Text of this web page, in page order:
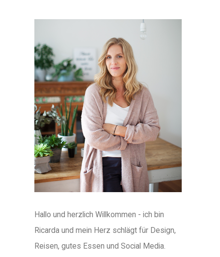
Hallo und herzlich Willkommen - ich bin
Ricarda und mein Herz schlägt für Design,
Reisen, gutes Essen und Social Media.